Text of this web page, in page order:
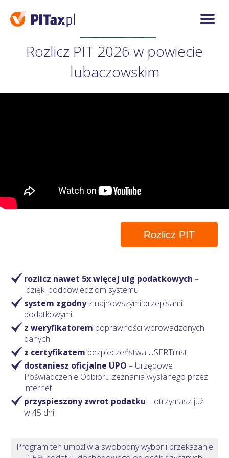
Rozlicz PIT 2026 w powiecie
lubaczowskim
Rozlicz PIT
rozlicz nawet 5x więcej ulg podatkowych–
dzięki podpowiedziom systemu
system zgodnyz najnowszymi przepisami
podatkowymi
z weryfikatorem poprawności wprowadzonych
danych
z certyfikatem bezpieczeństwa USERTrust
dostaniesz oficjalne UPO – Urzędowe
Poświadczenie Odbioru zeznania wysłanego przez
internet
przyspieszony zwrot podatku – otrzymasz już
w 45 dni
Program ten umożliwia swobodny wybór i przekazanie